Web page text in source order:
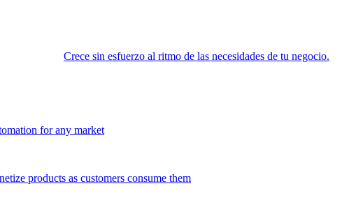
Crece sin esfuerzo al ritmo de las necesidades de tu negocio.
for any market
products as customers consume them